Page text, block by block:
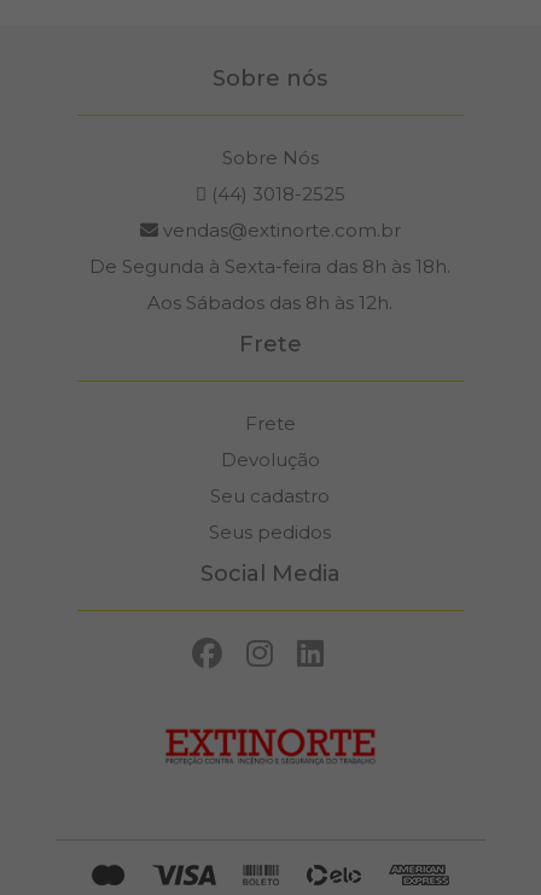
Sobre nós
Sobre Nós
(44) 3018-2525
vendas@extinorte.com.br
De Segunda à Sexta-feira das 8h às 18h.
Aos Sábados das 8h às 12h.
Frete
Frete
Devolução
Seu cadastro
Seus pedidos
Social Media